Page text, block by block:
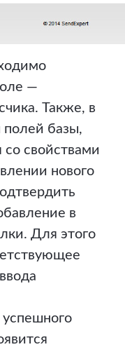
—
Также, в
полей базы,
со свойствами
нового
в
Для этого